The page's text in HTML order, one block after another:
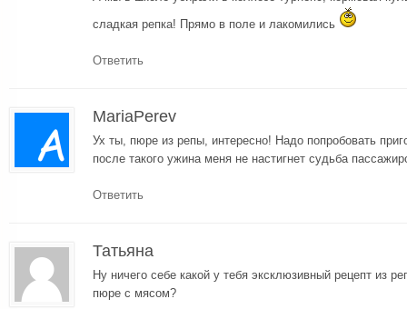
сладкая репка! Прямо в поле и лакомились
Ответить
MariaPerev
Ух ты, пюре из репы, интересно! Надо попробовать
после такого ужина меня не настигнет судьба
Ответить
Татьяна
Ну ничего себе какой у тебя эксклюзивный рецепт из
пюре с мясом?